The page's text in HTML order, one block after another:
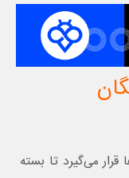
قرار می‌گیرد تا بسته